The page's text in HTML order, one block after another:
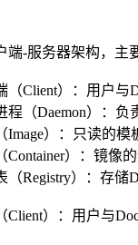
端-服务器架构，主
（Client）：用户与
程（Daemon）：
Image）：只读的模
Container）：镜像的
（Registry）：存储
Client）：用户与